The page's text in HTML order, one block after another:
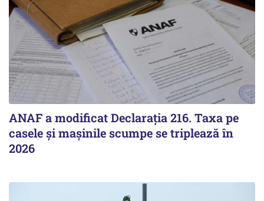
ANAF a modificat Declarația 216. Taxa pe
casele și mașinile scumpe se triplează în
2026